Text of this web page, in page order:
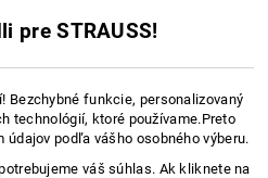
pre STRAUSS!
Bezchybné funkcie, personalizovaný
technológií, ktoré používame.Preto
podľa vášho osobného výberu.
váš súhlas. Ak kliknete na